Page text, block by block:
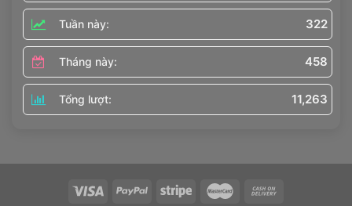
Tuần này: 322
Tháng này: 458
Tổng lượt: 11,263